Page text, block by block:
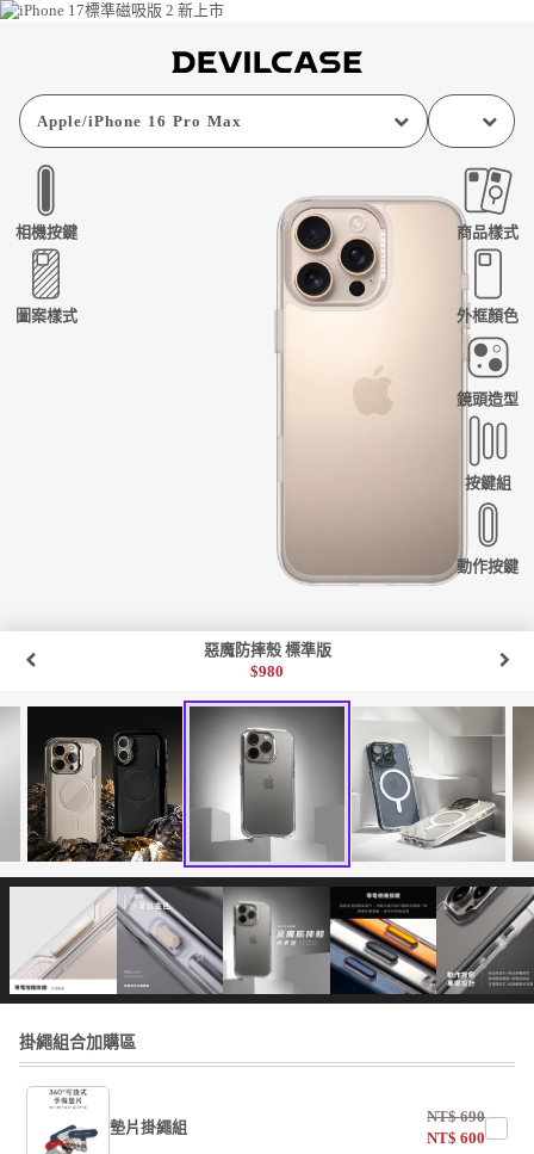
Apple/iPhone 16 Pro Max
相機按鍵
圖案樣式
商品樣式
外框顏色
鏡頭造型
按鍵組
動作按鍵
惡魔防摔殼 標準版
$980
掛繩組合加購區
墊片掛繩組
NT$690
NT$600